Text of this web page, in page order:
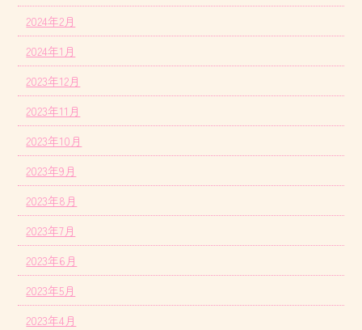
2024年2月
2024年1月
2023年12月
2023年11月
2023年10月
2023年9月
2023年8月
2023年7月
2023年6月
2023年5月
2023年4月